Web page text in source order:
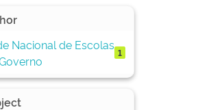
Nacional de Escolas
1